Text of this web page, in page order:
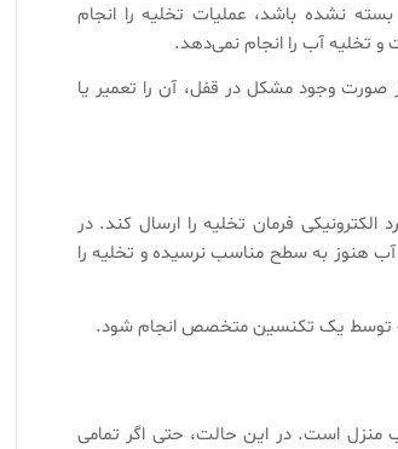
نشده باشد، عملیات تخلیه را انجام
تخلیه آب را انجام نمی‌دهد.
وجود مشکل در قفل، آن را تعمیر یا
فرمان تخلیه را ارسال کند. در
هنوز به سطح مناسب نرسیده و تخلیه را
توسط یک تکنسین متخصص انجام شود.
است. در این حالت، حتی اگر تمامی